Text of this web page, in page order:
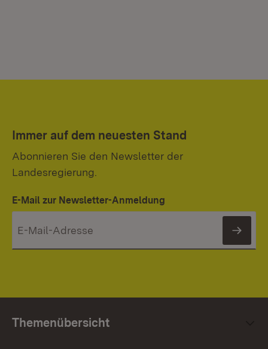
Immer auf dem neuesten Stand
Abonnieren Sie den Newsletter der
Landesregierung.
E-Mail zur Newsletter-Anmeldung
Themenübersicht